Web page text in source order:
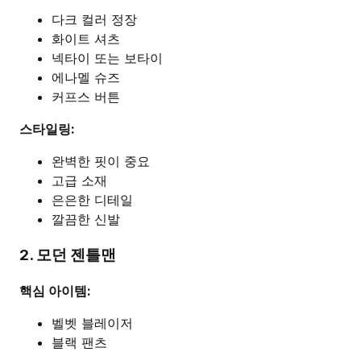
다크 컬러 정장
화이트 셔츠
넥타이 또는 보타이
에나멜 슈즈
커프스 버튼
스타일링:
완벽한 핏이 중요
고급 소재
은은한 디테일
깔끔한 신발
2. 모던 젠틀맨
핵심 아이템:
벨벳 블레이저
블랙 팬츠